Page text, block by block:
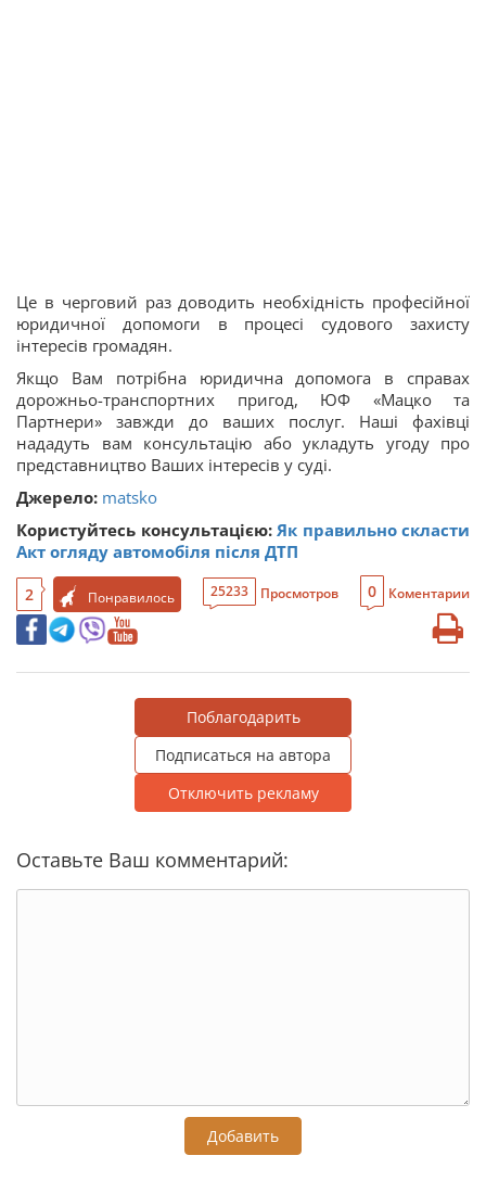
Це в черговий раз доводить необхідність професійної
юридичної допомоги в процесі судового захисту
інтересів громадян.
Якщо Вам потрібна юридична допомога в справах
дорожньо-транспортних пригод, ЮФ «Мацко та
Партнери» завжди до ваших послуг. Наші фахівці
нададуть вам консультацію або укладуть угоду про
представництво Ваших інтересів у суді.
Джерело: matsko
Користуйтесь консультацією: Як правильно скласти
Акт огляду автомобіля після ДТП
2 Понравилось 25233 Просмотров 0 Коментарии
Поблагодарить
Подписаться на автора
Отключить рекламу
Оставьте Ваш комментарий:
Добавить